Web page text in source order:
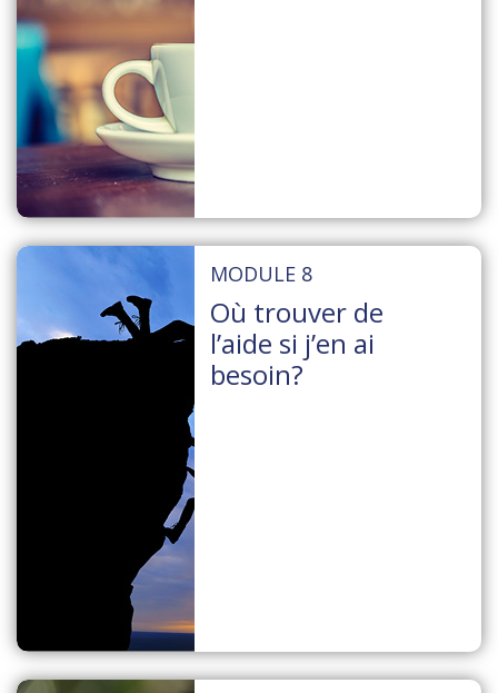
MODULE 8
Où trouver de
l’aide si j’en ai
besoin?